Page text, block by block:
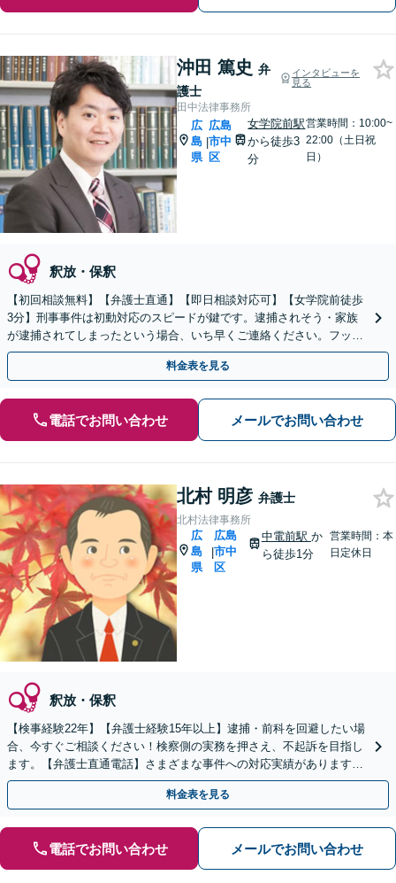
沖田 篤史 弁
護士
インタビューを
見る
田中法律事務所
広
島
県
|
広島
市中
区
女学院前駅
から徒歩3
分
営業時間：10:00~
22:00（土日祝
日）
釈放・保釈
【初回相談無料】【弁護士直通】【即日相談対応可】【女学院前徒歩
3分】刑事事件は初動対応のスピードが鍵です。逮捕されそう・家族
が逮捕されてしまったという場合、いち早くご連絡ください。フット
ワークを活かして迅速に対応します。
料金表を見る
電話でお問い合わせ メールでお問い合わせ
北村 明彦 弁護士
北村法律事務所
広
島
県
|
広島
市中
区
中電前駅 か
ら徒歩1分
営業時間：本
日定休日
釈放・保釈
【検事経験22年】【弁護士経験15年以上】逮捕・前科を回避したい場
合、今すぐご相談ください！検察側の実務を押さえ、不起訴を目指し
ます。【弁護士直通電話】さまざまな事件への対応実績があります。
【秘密厳守】【中電前電停から徒歩1分】
料金表を見る
電話でお問い合わせ メールでお問い合わせ